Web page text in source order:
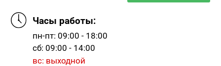
Часы работы:
пн-пт: 09:00 - 18:00
сб: 09:00 - 14:00
вс: выходной